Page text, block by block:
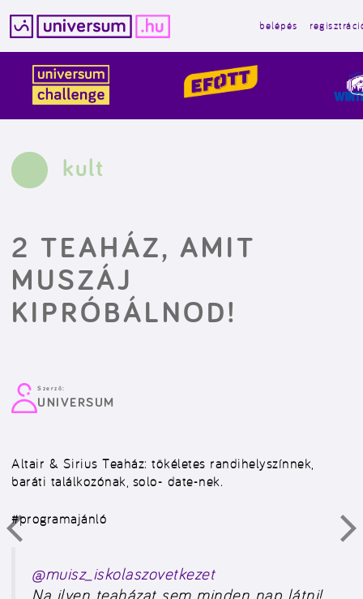
tartalomba
belépés
kult
2 TEAHÁZ, AMIT
MUSZÁJ
KIPRÓBÁLNOD!
Szerző:
UNIVERSUM
Altair & Sirius Teaház: tökéletes randihelyszínnek,
baráti találkozónak, solo- date-nek.
#programajánló
@muisz_iskolaszovetkezet
Na ilyen teaházat sem minden nap látni!